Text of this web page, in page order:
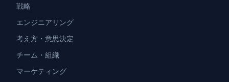
戦略
エンジニアリング
考え方・意思決定
チーム・組織
マーケティング